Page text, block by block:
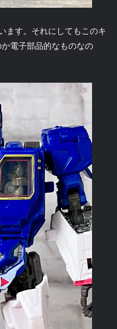
ます。それにしてもこのキ
電子部品的なものなの